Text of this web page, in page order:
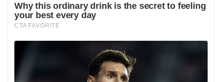
dwanaście uczestników, których opinie były podzielone,
zwłaszcza w kwestii wyboru czasu letniego jako stałego.
Wśród przeciwników pojawiły się obawy o negatywny
wpływ późnych poranków z ciemnością na dzieci, osoby
starsze oraz pracowników. Przeciwnicy wskazywali
również na wysokie koszty organizacyjne, problemy w